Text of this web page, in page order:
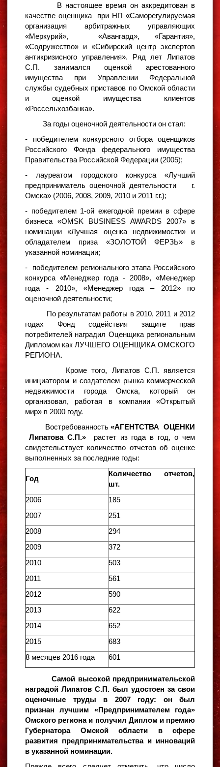
В настоящее время он аккредитован в
качестве оценщика при НП «Саморегулируемая
организация арбитражных управляющих
«Меркурий», «Авангард», «Гарантия»,
«Содружество» и «Сибирский центр экспертов
антикризисного управления». Ряд лет Липатов
С.П. занимался оценкой арестованного
имущества при Управлении Федеральной
службы судебных приставов по Омской области
и оценкой имущества клиентов
«Россельхозбанка».
За годы оценочной деятельности он стал:
- победителем конкурсного отбора оценщиков
Российского Фонда федерального имущества
Правительства Российской Федерации (2005);
- лауреатом городского конкурса «Лучший
предприниматель оценочной деятельности г.
Омска» (2006, 2008, 2009, 2010 и 2011 г.г.);
- победителем 1-ой ежегодной премии в сфере
бизнеса «OMSK BUSINESS AWARDS 2007» в
номинации «Лучшая оценка недвижимости» и
обладателем приза «ЗОЛОТОЙ ФЕРЗЬ» в
указанной номинации;
- победителем регионального этапа Российского
конкурса «Менеджер года - 2008», «Менеджер
года - 2010», «Менеджер года – 2012» по
оценочной деятельности;
По результатам работы в 2010, 2011 и 2012
годах Фонд содействия защите прав
потребителей наградил Оценщика региональным
Дипломом как ЛУЧШЕГО ОЦЕНЩИКА ОМСКОГО
РЕГИОНА.
Кроме того, Липатов С.П. является
инициатором и создателем рынка коммерческой
недвижимости города Омска, который он
организовал, работая в компании «Открытый
мир» в 2000 году.
Востребованность «АГЕНТСТВА ОЦЕНКИ
Липатова С.П.»растет из года в год, о чем
свидетельствует количество отчетов об оценке
выполненных за последние годы:
Год
Количество отчетов,
шт.
2006
185
2007
251
2008
294
2009
372
2010
503
2011
561
2012
590
2013
622
2014
652
2015
683
8 месяцев 2016 года
601
Самой высокой предпринимательской
наградой Липатов С.П. был удостоен за свои
оценочные труды в 2007 году: он был
признан лучшим «Предпринимателем года»
Омского региона и получил Диплом и премию
Губернатора Омской области в сфере
развития предпринимательства и инноваций
в указанной номинации.